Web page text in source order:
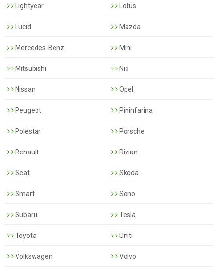
Lightyear Lotus
Lucid Mazda
Mercedes-Benz Mini
Mitsubishi Nio
Nissan Opel
Peugeot Pininfarina
Polestar Porsche
Renault Rivian
Seat Skoda
Smart Sono
Subaru Tesla
Toyota Uniti
Volkswagen Volvo